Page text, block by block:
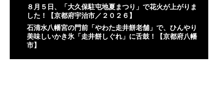
８月５日、「大久保駐屯地夏まつり」で花火が上がりま
した！【京都府宇治市／２０２６】
石清水八幡宮の門前「やわた走井餅老舗」で、ひんやり
美味しいかき氷「走井餅しぐれ」に舌鼓！【京都府八幡
市】